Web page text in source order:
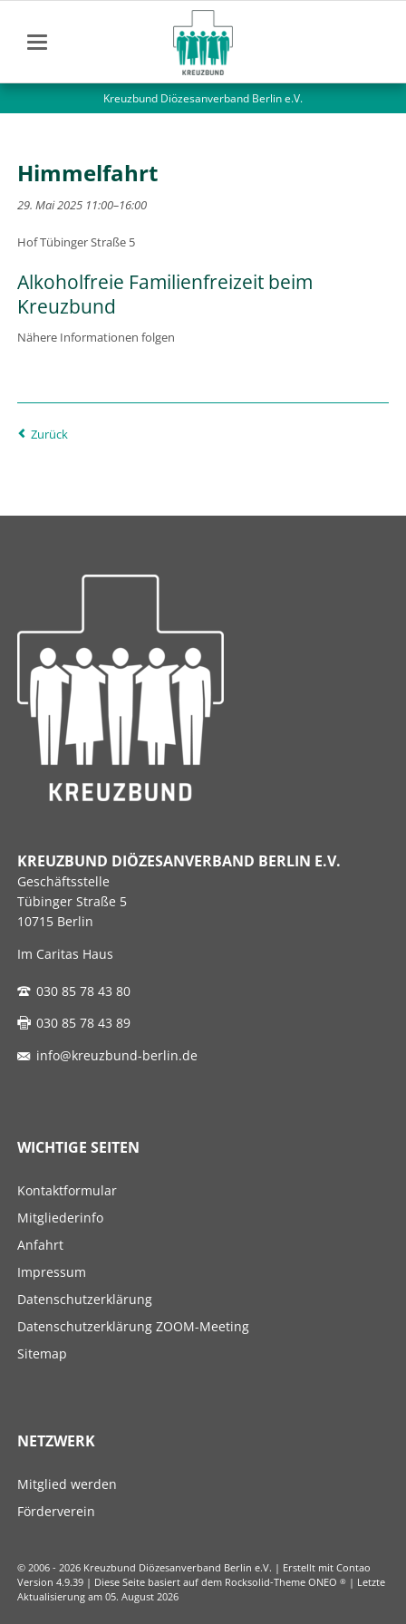
Kreuzbund Diözesanverband Berlin e.V.
Himmelfahrt
29. Mai 2025 11:00–16:00
Hof Tübinger Straße 5
Alkoholfreie Familienfreizeit beim
Kreuzbund
Nähere Informationen folgen
Zurück
KREUZBUND DIÖZESANVERBAND BERLIN E.V.
Geschäftsstelle
Tübinger Straße 5
10715 Berlin
Im Caritas Haus
030 85 78 43 80
030 85 78 43 89
info@kreuzbund-berlin.de
WICHTIGE SEITEN
Navigation
Kontaktformular
Mitgliederinfo
Anfahrt
Impressum
Datenschutzerklärung
Datenschutzerklärung ZOOM-Meeting
Sitemap
NETZWERK
Navigation
Mitglied werden
Förderverein
© 2006 - 2026 Kreuzbund Diözesanverband Berlin e.V. | Erstellt mit Contao
Version 4.9.39 | Diese Seite basiert auf dem Rocksolid-Theme ONEO ®| Letzte
Aktualisierung am 05. August 2026